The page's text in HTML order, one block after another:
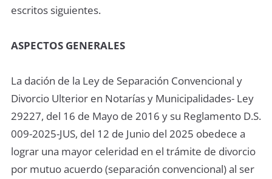
escritos siguientes.
ASPECTOS GENERALES
La dación de la Ley de Separación Convencional y
Divorcio Ulterior en Notarías y Municipalidades- Ley
29227, del 16 de Mayo de 2016 y su Reglamento D.S.
009-2025-JUS, del 12 de Junio del 2025 obedece a
lograr una mayor celeridad en el trámite de divorcio
por mutuo acuerdo (separación convencional) al ser